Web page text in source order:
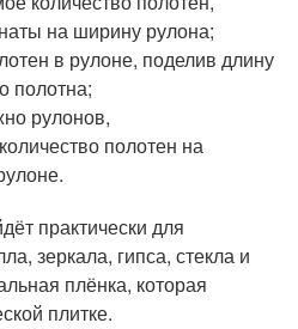
на ширину рулона;
в рулоне, поделив длину
полотна;
рулонов,
полотен на
практически для
зеркала, гипса, стекла и
плёнка, которая
плитке.